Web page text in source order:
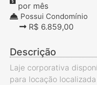
por mês
Possui Condomínio
R$ 6.859,00
Descrição
Laje corporativa
para locação